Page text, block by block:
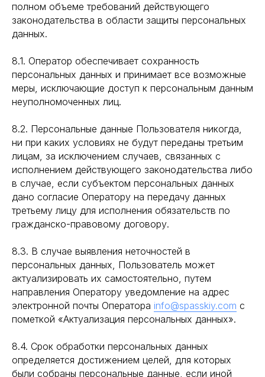
полном объеме требований действующего
законодательства в области защиты персональных
данных.
8.1. Оператор обеспечивает сохранность
персональных данных и принимает все возможные
меры, исключающие доступ к персональным данным
неуполномоченных лиц.
8.2. Персональные данные Пользователя никогда,
ни при каких условиях не будут переданы третьим
лицам, за исключением случаев, связанных с
исполнением действующего законодательства либо
в случае, если субъектом персональных данных
дано согласие Оператору на передачу данных
третьему лицу для исполнения обязательств по
гражданско-правовому договору.
8.3. В случае выявления неточностей в
персональных данных, Пользователь может
актуализировать их самостоятельно, путем
направления Оператору уведомление на адрес
электронной почты Оператора info@spasskiy.com с
пометкой «Актуализация персональных данных».
8.4. Срок обработки персональных данных
определяется достижением целей, для которых
были собраны персональные данные, если иной